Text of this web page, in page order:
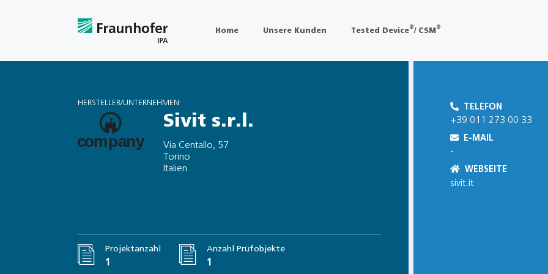
Home Unsere Kunden Tested Device®/ CSM ®
HERSTELLER/UNTERNEHMEN:
Sivit s.r.l.
Via Centallo, 57
Torino
Italien
Projektanzahl
1
Anzahl Prüfobjekte
1
TELEFON
+39 011 273 00 33
E-MAIL
-
WEBSEITE
sivit.it